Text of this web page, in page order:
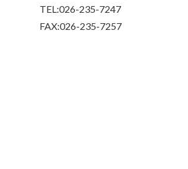
TEL:026-235-7247
FAX:026-235-7257